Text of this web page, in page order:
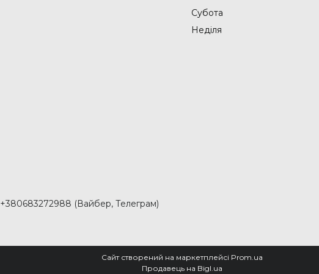
+380683272988 (Вайбер, Телеграм)
Субота
Неділя
Сайт створений на маркетплейсі Prom.ua
Продавець на Bigl.ua